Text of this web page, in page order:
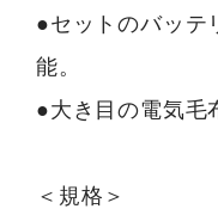
●セットのバッテ
能。
●大き目の電気毛
＜規格＞